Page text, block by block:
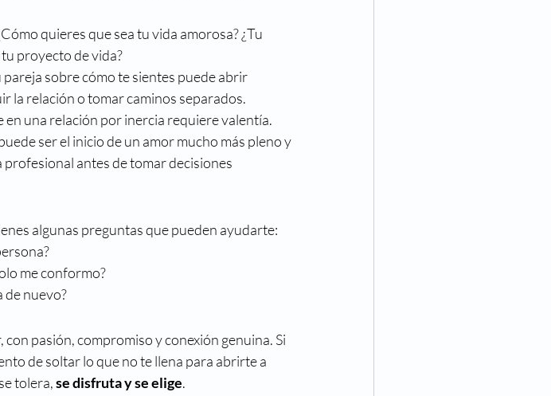
quieres que sea tu vida amorosa? ¿Tu
proyecto de vida?
sobre cómo te sientes puede abrir
la relación o tomar caminos separados.
en una relación por inercia requiere valentía.
ser el inicio de un amor mucho más pleno y
antes de tomar decisiones
algunas preguntas que pueden ayudarte:
me conformo?
de nuevo?
pasión, compromiso y conexión genuina. Si
de soltar lo que no te llena para abrirte a
tolera, se disfruta y se elige.